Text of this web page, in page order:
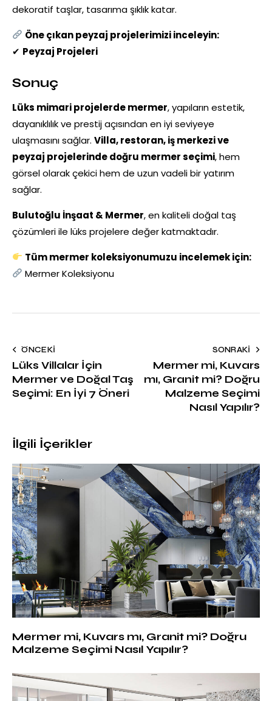
dekoratif taşlar, tasarıma şıklık katar.
Öne çıkan peyzaj projelerimizi inceleyin:
✔ Peyzaj Projeleri
Sonuç
Lüks mimari projelerde mermer, yapıların estetik,
dayanıklılık ve prestij açısından en iyi seviyeye
ulaşmasını sağlar. Villa, restoran, iş merkezi ve
peyzaj projelerinde doğru mermer seçimi, hem
görsel olarak çekici hem de uzun vadeli bir yatırım
sağlar.
Bulutoğlu İnşaat & Mermer, en kaliteli doğal taş
çözümleri ile lüks projelere değer katmaktadır.
Tüm mermer koleksiyonumuzu incelemek için:
Mermer Koleksiyonu
ÖNCEKI
Lüks Villalar İçin
Mermer ve Doğal Taş
Seçimi: En İyi 7 Öneri
SONRAKI
Mermer mi, Kuvars
mı, Granit mi? Doğru
Malzeme Seçimi
Nasıl Yapılır?
İlgili İçerikler
Mermer mi, Kuvars mı, Granit mi? Doğru
Malzeme Seçimi Nasıl Yapılır?